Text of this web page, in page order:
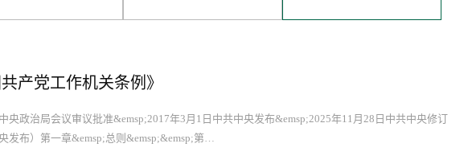
产党工作机关条例》
央政治局会议审议批准&emsp;2017年3月1日中共中央发布&emsp;2025年11月28日中共中央修订
发布）第一章&emsp;总则&emsp;&emsp;第…